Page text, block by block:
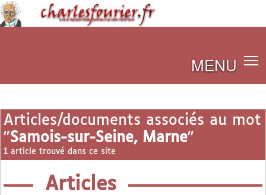
MENU
Articles/documents associés au mot
"Samois-sur-Seine, Marne"
1 article trouvé dans ce site
Articles